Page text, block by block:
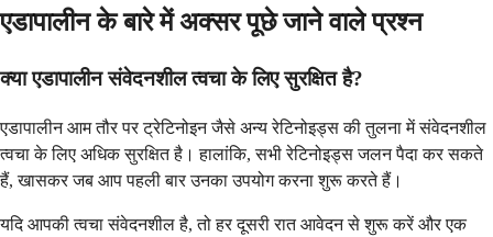
एडापालीन के बारे में अक्सर पूछे जाने वाले प्रश्न
क्या एडापालीन संवेदनशील त्वचा के लिए सुरक्षित है?
एडापालीन आम तौर पर ट्रेटिनोइन जैसे अन्य रेटिनोइड्स की तुलना में संवेदनशील
त्वचा के लिए अधिक सुरक्षित है। हालांकि, सभी रेटिनोइड्स जलन पैदा कर सकते
हैं, खासकर जब आप पहली बार उनका उपयोग करना शुरू करते हैं।
यदि आपकी त्वचा संवेदनशील है, तो हर दूसरी रात आवेदन से शुरू करें और एक